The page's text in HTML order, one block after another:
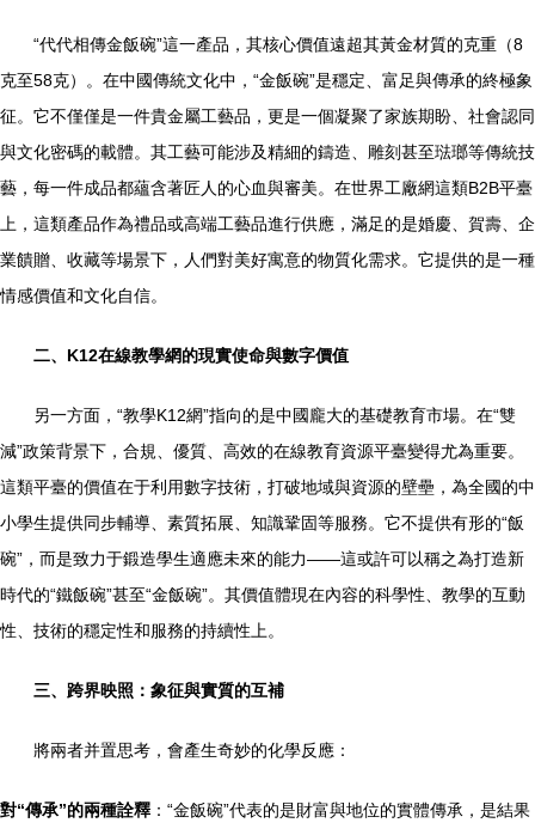
“代代相傳金飯碗”這一產品，其核心價值遠超其黃金材質的克重（8
克至58克）。在中國傳統文化中，“金飯碗”是穩定、富足與傳承的終極象
征。它不僅僅是一件貴金屬工藝品，更是一個凝聚了家族期盼、社會認同
與文化密碼的載體。其工藝可能涉及精細的鑄造、雕刻甚至琺瑯等傳統技
藝，每一件成品都蘊含著匠人的心血與審美。在世界工廠網這類B2B平臺
上，這類產品作為禮品或高端工藝品進行供應，滿足的是婚慶、賀壽、企
業饋贈、收藏等場景下，人們對美好寓意的物質化需求。它提供的是一種
情感價值和文化自信。
二、K12在線教學網的現實使命與數字價值
另一方面，“教學K12網”指向的是中國龐大的基礎教育市場。在“雙
減”政策背景下，合規、優質、高效的在線教育資源平臺變得尤為重要。
這類平臺的價值在于利用數字技術，打破地域與資源的壁壘，為全國的中
小學生提供同步輔導、素質拓展、知識鞏固等服務。它不提供有形的“飯
碗”，而是致力于鍛造學生適應未來的能力——這或許可以稱之為打造新
時代的“鐵飯碗”甚至“金飯碗”。其價值體現在內容的科學性、教學的互動
性、技術的穩定性和服務的持續性上。
三、跨界映照：象征與實質的互補
將兩者并置思考，會產生奇妙的化學反應：
對“傳承”的兩種詮釋 ：“金飯碗”代表的是財富與地位的實體傳承，是結果